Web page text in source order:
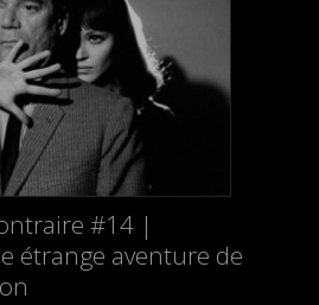
#14 |
étrange aventure de